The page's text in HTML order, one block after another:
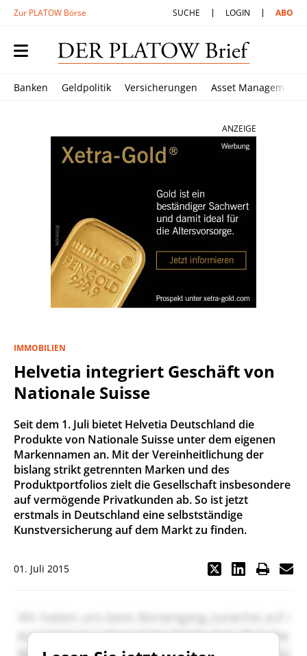
Zur PLATOW Börse SUCHE LOGIN ABO
Banken Geldpolitik Versicherungen Asset Management
ANZEIGE
IMMOBILIEN
Helvetia integriert Geschäft von
Nationale Suisse
Seit dem 1. Juli bietet Helvetia Deutschland die
Produkte von Nationale Suisse unter dem eigenen
Markennamen an. Mit der Vereinheitlichung der
bislang strikt getrennten Marken und des
Produktportfolios zielt die Gesellschaft insbesondere
auf vermögende Privatkunden ab. So ist jetzt
erstmals in Deutschland eine selbstständige
Kunstversicherung auf dem Markt zu finden.
01. Juli 2015